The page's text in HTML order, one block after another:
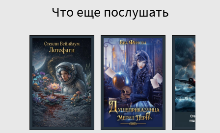
Что еще послушать